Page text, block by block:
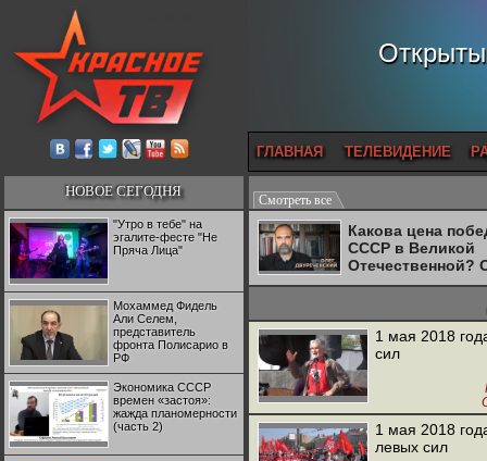
ГЛАВНАЯ ТЕЛЕВИДЕНИЕ
НОВОЕ СЕГОДНЯ
"Утро в тебе" на
эгалите-фесте "Не
Пряча Лица"
Мохаммед Фидель
Али Селем,
представитель
фронта Полисарио в
РФ
Экономика СССР
времен «застоя»:
жажда планомерности
(часть 2)
Смотреть все
Какова цена
СССР в Великой
Отечественной?
Двуреченский о
1 мая 2018
сил
1 мая 2018
левых сил